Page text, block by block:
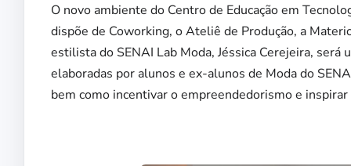
O novo ambiente do Centro de Educação em
dispõe de Coworking, o Ateliê de Produção, a
estilista do SENAI Lab Moda, Jéssica Cerejeira, será
elaboradas por alunos e ex-alunos de Moda do
bem como incentivar o empreendedorismo e inspirar